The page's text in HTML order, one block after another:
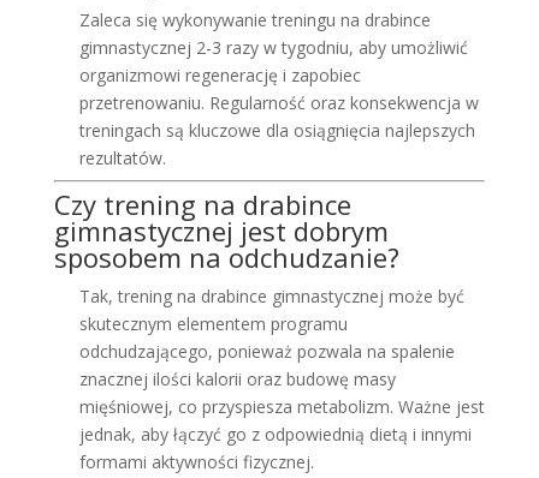
Zaleca się wykonywanie treningu na drabince
gimnastycznej 2-3 razy w tygodniu, aby umożliwić
organizmowi regenerację i zapobiec
przetrenowaniu. Regularność oraz konsekwencja w
treningach są kluczowe dla osiągnięcia najlepszych
rezultatów.
Czy trening na drabince
gimnastycznej jest dobrym
sposobem na odchudzanie?
Tak, trening na drabince gimnastycznej może być
skutecznym elementem programu
odchudzającego, ponieważ pozwala na spalenie
znacznej ilości kalorii oraz budowę masy
mięśniowej, co przyspiesza metabolizm. Ważne jest
jednak, aby łączyć go z odpowiednią dietą i innymi
formami aktywności fizycznej.